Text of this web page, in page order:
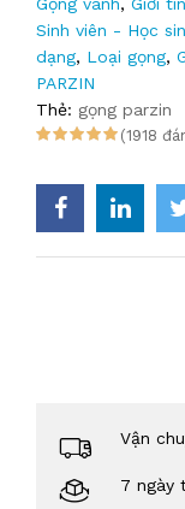
Sinh viên - Học
dạng, Loại gọng,
PARZIN
Thẻ: gọng parzin
(1918
Vận
7 ngày